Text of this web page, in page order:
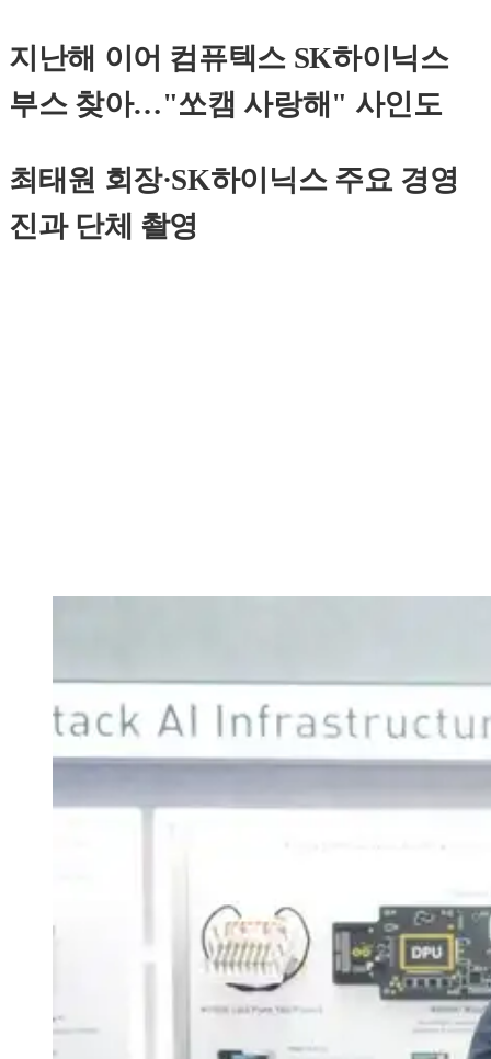
지난해 이어 컴퓨텍스 SK하이닉스
부스 찾아…"쏘캠 사랑해" 사인도
최태원 회장·SK하이닉스 주요 경영
진과 단체 촬영